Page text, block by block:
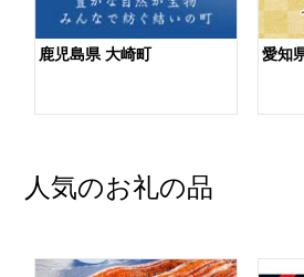
鹿児島県 大崎町 愛知
人気のお礼の品